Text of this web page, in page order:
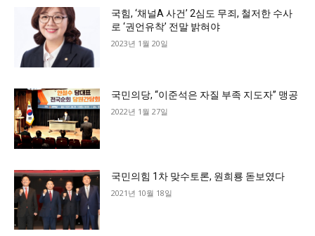
국힘, ‘채널A 사건’ 2심도 무죄, 철저한 수사
로 ‘권언유착’ 전말 밝혀야
2023년 1월 20일
국민의당, “이준석은 자질 부족 지도자” 맹공
2022년 1월 27일
국민의힘 1차 맞수토론, 원희룡 돋보였다
2021년 10월 18일